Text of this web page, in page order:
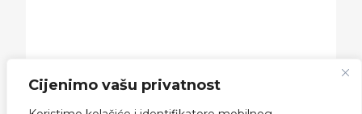
Cijenimo vašu privatnost